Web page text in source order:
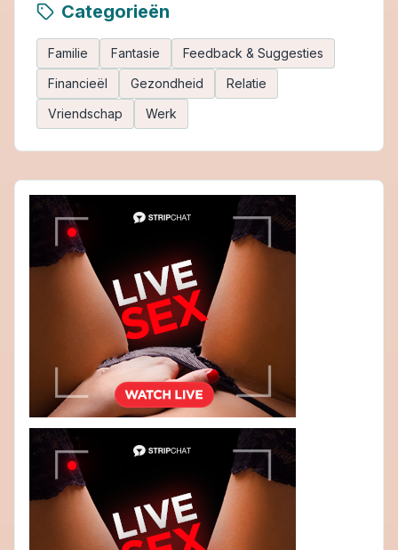
Categorieën
Familie Fantasie
Feedback & Suggesties
Financieël
Gezondheid
Relatie
Vriendschap
Werk